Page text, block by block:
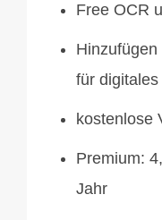
Free OCR
für
kostenlose
Premium:
Jahr